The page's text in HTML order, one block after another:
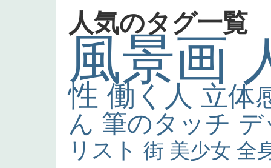
人気のタグ一覧
風景画
性 働く人 立体
ん 筆のタッチ
リスト 街 美少女 全